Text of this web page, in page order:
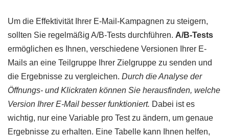
Um die Effektivität Ihrer E-Mail-Kampagnen zu steigern,
sollten Sie regelmäßig A/B-Tests durchführen. A/B-Tests
ermöglichen es Ihnen, verschiedene Versionen Ihrer E-
Mails an eine Teilgruppe Ihrer Zielgruppe zu senden und
die Ergebnisse zu vergleichen. Durch die Analyse der
Öffnungs- und Klickraten können Sie herausfinden, welche
Version Ihrer E-Mail besser funktioniert. Dabei ist es
wichtig, nur eine Variable pro Test zu ändern, um genaue
Ergebnisse zu erhalten. Eine Tabelle kann Ihnen helfen,